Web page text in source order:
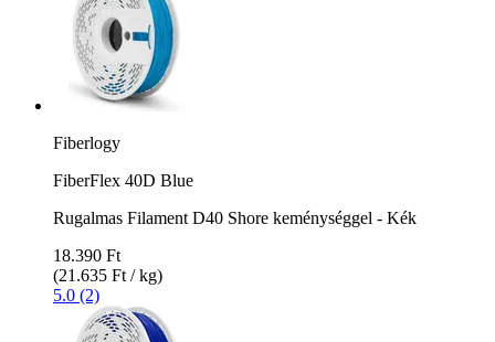
Fiberlogy
FiberFlex 40D Blue
Rugalmas Filament D40 Shore keménységgel - Kék
18.390 Ft
(21.635 Ft / kg)
5.0 (2)